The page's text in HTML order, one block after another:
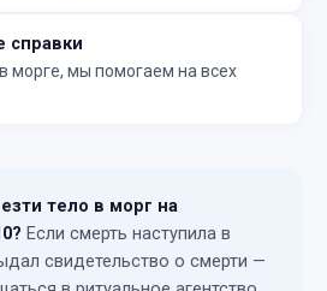
справки
морге, мы помогаем на всех
тело в морг на
Если смерть наступила в
свидетельство о смерти —